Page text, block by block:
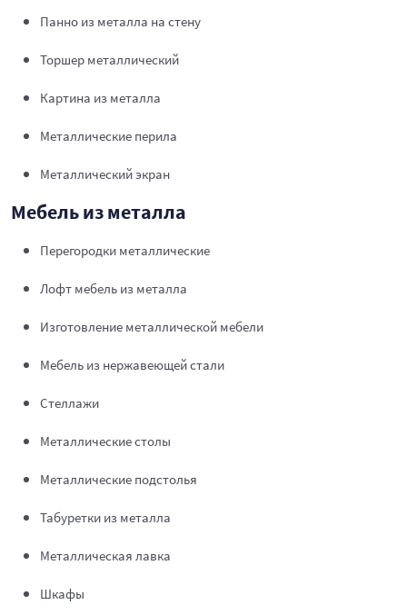
Панно из металла на стену
Торшер металлический
Картина из металла
Металлические перила
Металлический экран
Мебель из металла
Перегородки металлические
Лофт мебель из металла
Изготовление металлической мебели
Мебель из нержавеющей стали
Стеллажи
Металлические столы
Металлические подстолья
Табуретки из металла
Металлическая лавка
Шкафы